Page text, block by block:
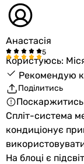
Гарантія
Побачили
Повідомте нам
Повідомити про
Характеристики,
Supreme
виробником без
відповідальності
Анастасія
Користуюсь:
Рекомендую
Поділитись
Поскаржитись
Спліт-система
кондиціонує
На блоці є